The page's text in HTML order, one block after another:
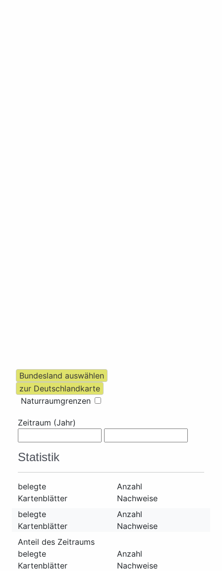
Naturraumgrenzen
Zeitraum (Jahr)
Statistik
belegte
Kartenblätter
Anzahl
Nachweise
belegte
Kartenblätter
Anzahl
Nachweise
Anteil des Zeitraums
belegte
Kartenblätter
Anzahl
Nachweise